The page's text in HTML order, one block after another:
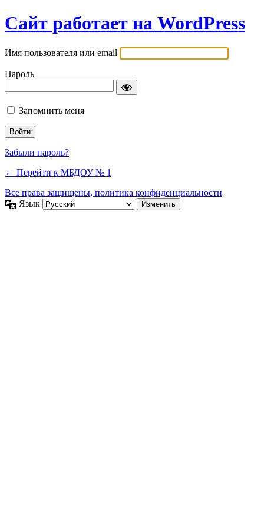
Сайт работает на WordPress
Имя пользователя или email
Пароль
Запомнить меня
Забыли пароль?
← Перейти к МБДОУ № 1
Все права защищены, политика конфиденциальности
Язык